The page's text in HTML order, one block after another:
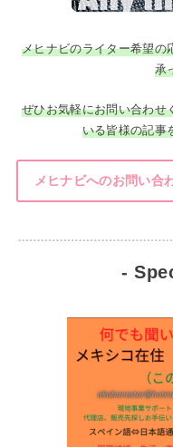
メヒナビのライター希望の
承
ぜひお気軽にお問い合わせ
いる皆様の記事
メヒナビへのお問い合
-